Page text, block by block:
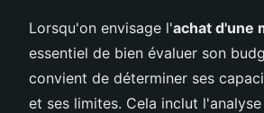
Lorsqu'on envisage l'achat d'une
essentiel de bien évaluer son
convient de déterminer ses
et ses limites. Cela inclut